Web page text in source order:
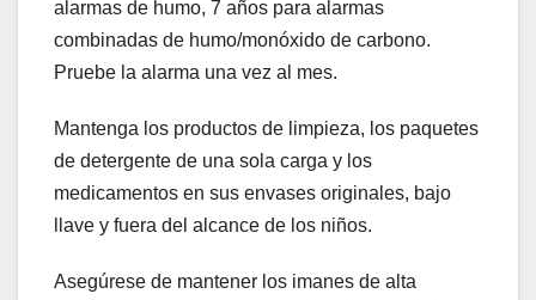
alarmas de humo, 7 años para alarmas
combinadas de humo/monóxido de carbono.
Pruebe la alarma una vez al mes.
Mantenga los productos de limpieza, los paquetes
de detergente de una sola carga y los
medicamentos en sus envases originales, bajo
llave y fuera del alcance de los niños.
Asegúrese de mantener los imanes de alta